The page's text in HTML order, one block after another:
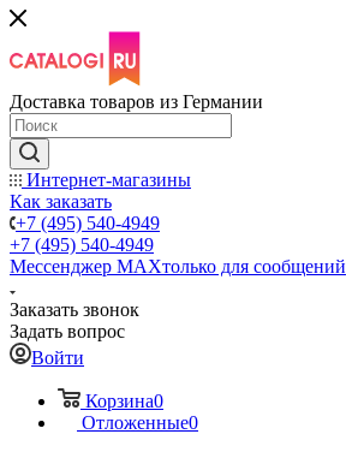
Доставка товаров из Германии
Интернет-магазины
Как заказать
+7 (495) 540-4949
+7 (495) 540-4949
Мессенджер МАХтолько для сообщений
Заказать звонок
Задать вопрос
Войти
Корзина0
Отложенные0